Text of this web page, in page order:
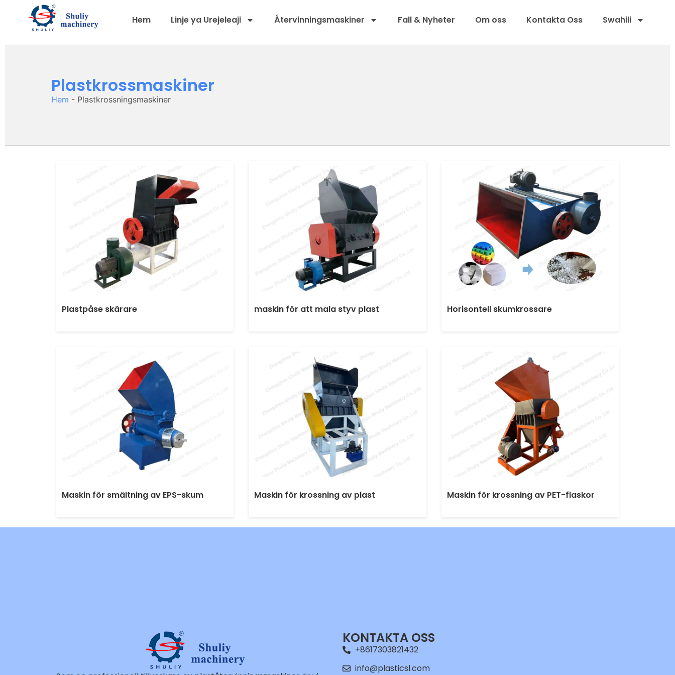
Hem Linje ya Urejeleaji Återvinningsmaskiner Fall & Nyheter Om oss Kontakta Oss Swahili
Plastkrossmaskiner
Hem - Plastkrossningsmaskiner
Plastpåse skärare maskin för att mala styv plast Horisontell skumkrossare
Maskin för smältning av EPS-skum Maskin för krossning av plast Maskin för krossning av PET-flaskor
KONTAKTA OSS
+8617303821432
info@plasticsl.com